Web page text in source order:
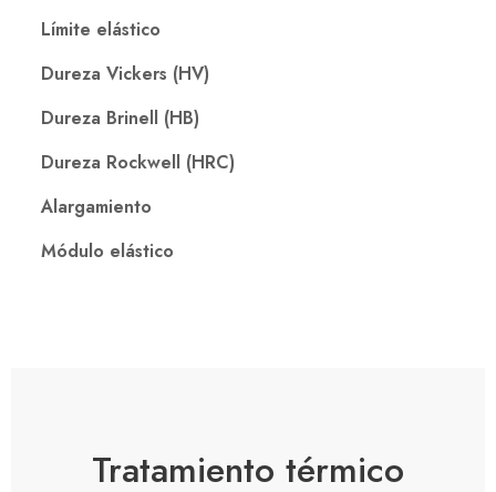
Límite elástico
Dureza Vickers (HV)
Dureza Brinell (HB)
Dureza Rockwell (HRC)
Alargamiento
Módulo elástico
Tratamiento térmico